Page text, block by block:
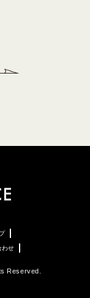
わせ
Reserved.